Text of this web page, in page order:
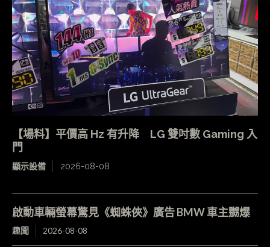
【場料】平價高 Hz 有升降 LG 雙吋數 Gaming 入
門
顯示設備 2026-08-08
啟動車輛螢幕驚見《蜘蛛俠》廣告 BMW 車主嬲爆
趣聞 2026-08-08